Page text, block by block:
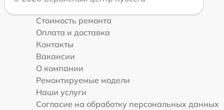
Стоимость ремонта
Оплата и доставка
Контакты
Вакансии
О компании
Ремонтируемые модели
Наши услуги
Согласие на обработку персональных данных